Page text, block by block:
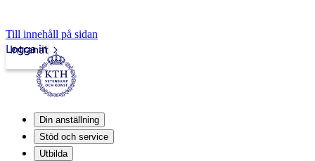
Till innehåll på sidan
Intranät
Logga in
Din anställning
Stöd och service
Utbilda